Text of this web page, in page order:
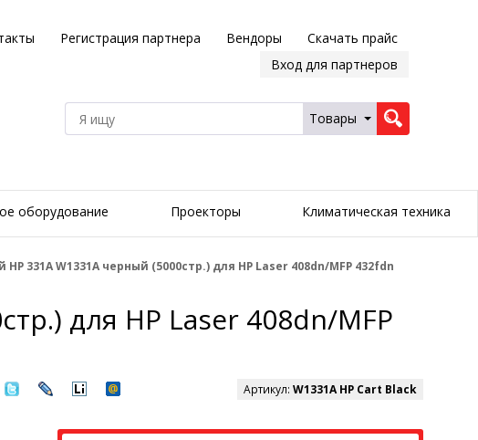
Регистрация партнера Вендоры
Скачать прайс
Вход для партнеров
Товары
оборудование Проекторы Климатическая техника
331A W1331A черный (5000стр.) для HP Laser 408dn/MFP 432fdn
для HP Laser 408dn/MFP
Артикул: W1331A HP Cart Black